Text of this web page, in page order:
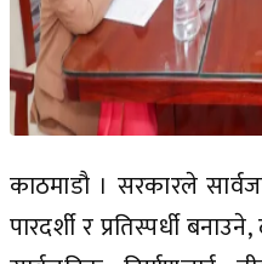
काठमाडौ । सरकारले
पारदर्शी र प्रतिस्पर्धी